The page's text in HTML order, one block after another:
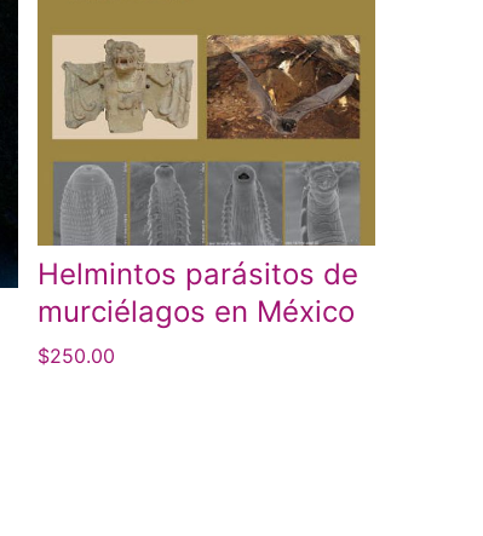
Helmintos parásitos de
murciélagos en México
$250.00